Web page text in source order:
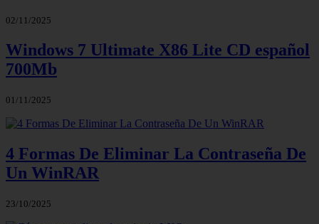
02/11/2025
Windows 7 Ultimate X86 Lite CD español
700Mb
01/11/2025
4 Formas De Eliminar La Contraseña De
Un WinRAR
23/10/2025